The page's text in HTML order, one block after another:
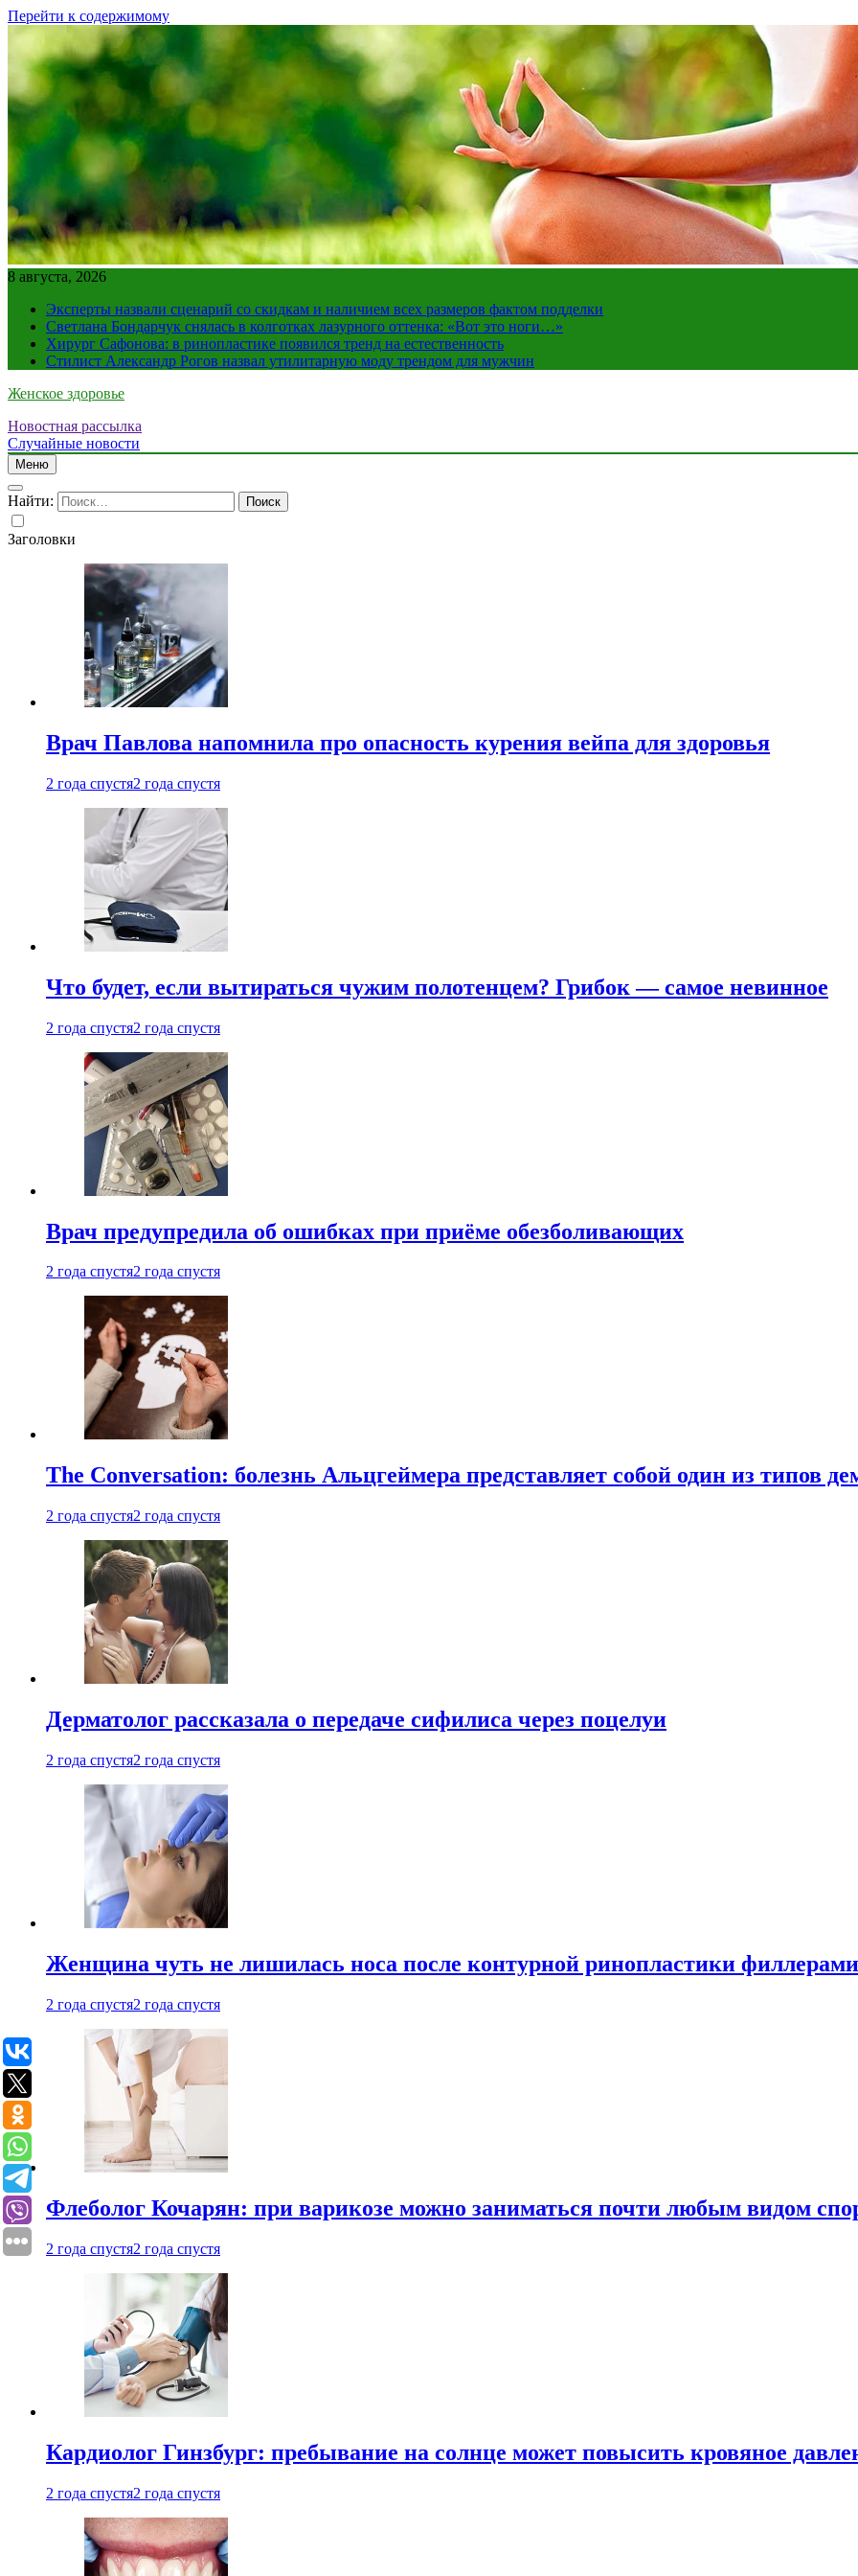
Перейти к содержимому
8 августа, 2026
Эксперты назвали сценарий со скидкам и наличием всех размеров фактом подделки
Светлана Бондарчук снялась в колготках лазурного оттенка: «Вот это ноги…»
Хирург Сафонова: в ринопластике появился тренд на естественность
Стилист Александр Рогов назвал утилитарную моду трендом для мужчин
Женское здоровье
Новостная рассылка
Случайные новости
Меню
Найти:
Заголовки
Врач Павлова напомнила про опасность курения вейпа для здоровья
2 года спустя2 года спустя
Что будет, если вытираться чужим полотенцем? Грибок — самое невинное
2 года спустя2 года спустя
Врач предупредила об ошибках при приëме обезболивающих
2 года спустя2 года спустя
The Conversation: болезнь Альцгеймера представляет собой один из типов
2 года спустя2 года спустя
Дерматолог рассказала о передаче сифилиса через поцелуи
2 года спустя2 года спустя
Женщина чуть не лишилась носа после контурной ринопластики филлерами
2 года спустя2 года спустя
Флеболог Кочарян: при варикозе можно заниматься почти любым видом
2 года спустя2 года спустя
Кардиолог Гинзбург: пребывание на солнце может повысить кровяное
2 года спустя2 года спустя